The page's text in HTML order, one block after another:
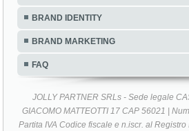
BRAND IDENTITY
BRAND MARKETING
FAQ
JOLLY PARTNER SRLs - Sede legale
GIACOMO MATTEOTTI 17 CAP 56021 |
Partita IVA Codice fiscale e n.iscr. al